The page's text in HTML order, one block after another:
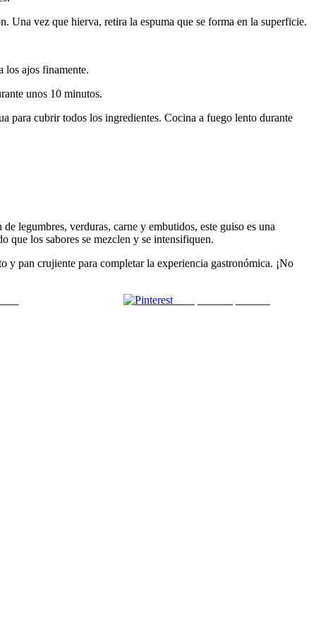
Una vez que hierva, retira la espuma que se forma en la superficie.
los ajos finamente.
unos 10 minutos.
para cubrir todos los ingredientes. Cocina a fuego lento durante
legumbres, verduras, carne y embutidos, este guiso es una
que los sabores se mezclen y se intensifiquen.
pan crujiente para completar la experiencia gastronómica. ¡No